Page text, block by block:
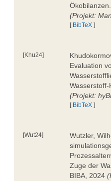
(Projekt:
[ BibTeX ]
[Khu24]
Evaluation
(Projekt:
[ BibTeX ]
[Wut24]
Wutzler,
Zuge der
BIBA, 2024